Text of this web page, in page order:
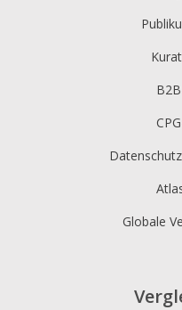
Globale